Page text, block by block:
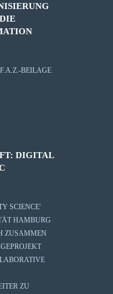
BEILAGE
DIGITAL
SCIENCE'
HAMBURG
ZUSAMMEN
ZU